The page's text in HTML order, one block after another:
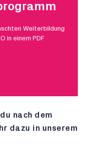
Weiterbildung
in einem PDF
nach dem
dazu in unserem